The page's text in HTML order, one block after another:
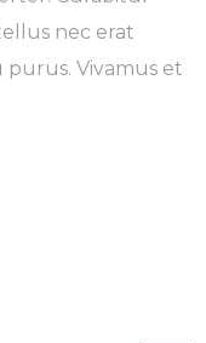
nec erat
purus. Vivamus et